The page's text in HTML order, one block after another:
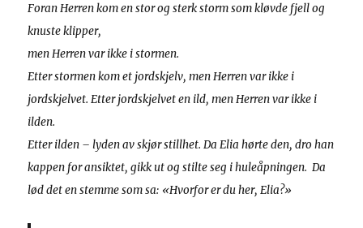
Foran Herren kom en stor og sterk storm som kløvde fjell og
knuste klipper,
men Herren var ikke i stormen.
Etter stormen kom et jordskjelv, men Herren var ikke i
jordskjelvet. Etter jordskjelvet en ild, men Herren var ikke i
ilden.
Etter ilden – lyden av skjør stillhet. Da Elia hørte den, dro han
kappen for ansiktet, gikk ut og stilte seg i huleåpningen.Da
lød det en stemme som sa: «Hvorfor er du her, Elia?»